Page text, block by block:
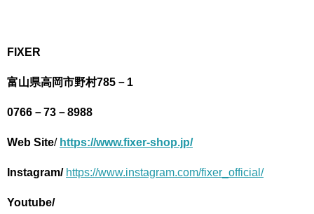
FIXER
富山県高岡市野村785－1
0766－73－8988
Web Site/ https://www.fixer-shop.jp/
Instagram/ https://www.instagram.com/fixer_official/
Youtube/